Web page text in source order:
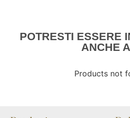
POTRESTI ESSERE
ANCHE
Products not